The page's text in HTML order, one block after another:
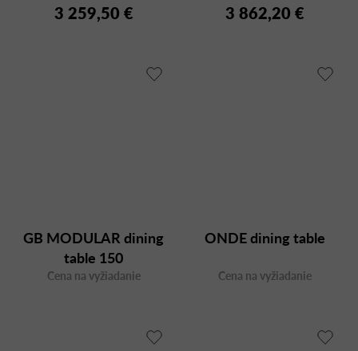
3 259,50 € 3 862,20 €
GB MODULAR dining
table 150
Cena na vyžiadanie
ONDE dining table
Cena na vyžiadanie